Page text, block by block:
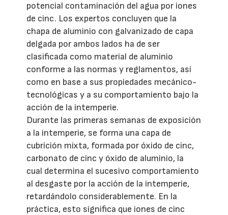
potencial contaminación del agua por iones
de cinc. Los expertos concluyen que la
chapa de aluminio con galvanizado de capa
delgada por ambos lados ha de ser
clasificada como material de aluminio
conforme a las normas y reglamentos, así
como en base a sus propiedades mecánico-
tecnológicas y a su comportamiento bajo la
acción de la intemperie.
Durante las primeras semanas de exposición
a la intemperie, se forma una capa de
cubrición mixta, formada por óxido de cinc,
carbonato de cinc y óxido de aluminio, la
cual determina el sucesivo comportamiento
al desgaste por la acción de la intemperie,
retardándolo considerablemente. En la
práctica, esto significa que iones de cinc